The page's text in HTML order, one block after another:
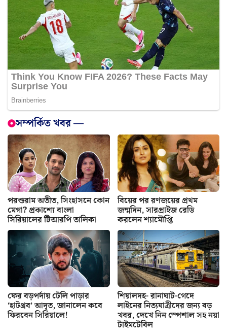
সম্পর্কিত খবর —
পরশুরাম অতীত, সিংহাসনে কোন
মেগা? প্রকাশ্যে বাংলা
সিরিয়ালের টিআরপি তালিকা
বিয়ের পর রণজয়ের প্রথম
জন্মদিন, সারপ্রাইজ রেডি
করলেন শ্যামৌপ্তি
ফের বড়পর্দায় টেলি পাড়ার
‘হাটথ্রব’ আদৃত, জানালেন কবে
ফিরবেন সিরিয়ালে!
শিয়ালদহ- রানাঘাট-গেদে
লাইনের নিত্যযাত্রীদের জন্য বড়
খবর, দেখে নিন স্পেশাল সহ নয়া
টাইমটেবিল